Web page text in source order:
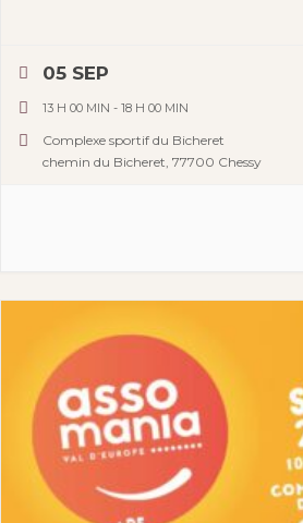
05 SEP
13 H 00 MIN - 18 H 00 MIN
Complexe sportif du Bicheret
chemin du Bicheret, 77700 Chessy